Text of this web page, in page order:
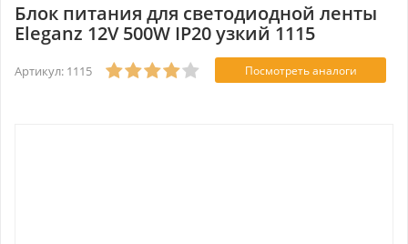
Блок питания для светодиодной ленты
Eleganz 12V 500W IP20 узкий 1115
Артикул: 1115 Посмотреть аналоги